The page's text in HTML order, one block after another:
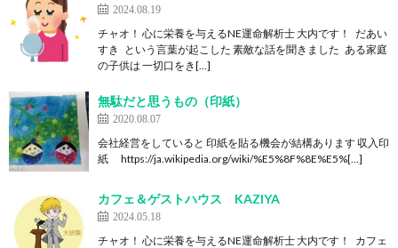
2024.08.19
チャオ！ 心に栄養を与えるNE運命解析士 大内です！ だあい
すき という言葉が起こした 素敵な話を聞きました ある家庭
の子供は 一切口をき[…]
無駄だと思うもの（印紙）
2020.08.07
会社経営をしていると 印紙を貼る機会が結構あります 収入印
紙 https://ja.wikipedia.org/wiki/%E5%8F%8E%E5%[…]
カフェ＆ゲストハウス KAZIYA
2024.05.18
チャオ！ 心に栄養を与えるNE運命解析士 大内です！ カフェ